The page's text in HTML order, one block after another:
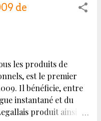
vous devez désormais
publication
une grande fiabilité
en mode SaaS,
et permet en outre
en optimisant le
Supprimer toutes vos
l...
de
les produits de
est le premier
Il bénéficie, entre
instantané et du
produit ainsi